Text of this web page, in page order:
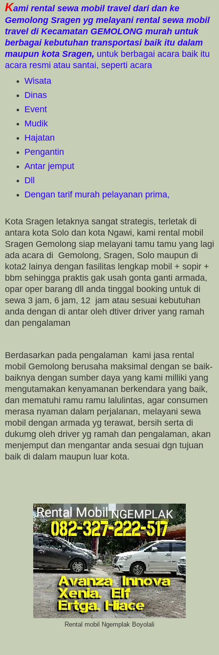
Kami rental sewa mobil travel dari dan ke
Gemolong Sragen yg melayani rental sewa mobil
travel di Kecamatan GEMOLONG murah untuk
berbagai kebutuhan transportasi baik itu dalam
maupun kota Sragen, untuk berbagai acara baik itu
acara resmi atau santai, seperti acara
Wisata
Dinas
Event
Mudik
Hajatan
Pengantin
Antar jemput
Dll
Dengan tarif murah pelayanan prima,
Kota Sragen letaknya sangat strategis, terletak di
antara kota Solo dan kota Ngawi, kami rental mobil
Sragen Gemolong siap melayani tamu tamu yang lagi
ada acara di Gemolong, Sragen, Solo maupun di
kota2 lainya dengan fasilitas lengkap mobil + sopir +
bbm sehingga praktis gak usah gonta ganti armada,
opar oper barang dll anda tinggal booking untuk di
sewa 3 jam, 6 jam, 12 jam atau sesuai kebutuhan
anda dengan di antar oleh dtiver driver yang ramah
dan pengalaman
Berdasarkan pada pengalaman kami jasa rental
mobil Gemolong berusaha maksimal dengan se baik-
baiknya dengan sumber daya yang kami milliki yang
mengutamakan kenyamanan berkendara yang baik,
dan mematuhi ramu ramu lalulintas, agar consumen
merasa nyaman dalam perjalanan, melayani sewa
mobil dengan armada yg terawat, bersih serta di
dukumg oleh driver yg ramah dan pengalaman, akan
menjemput dan mengantar anda sesuai dgn tujuan
baik di dalam maupun luar kota.
Rental mobil Ngemplak Boyolali